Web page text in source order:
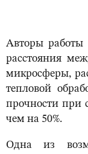
Авторы
расстояния
микросферы,
тепловой
прочности при
чем на 50%.
Одна из